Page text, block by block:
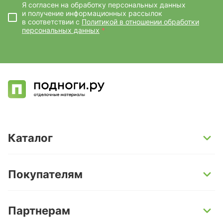
Я согласен на обработку персональных данных
и получение информационных рассылок
в соответствии с Политикой в отношении обработки
персональных данных *
Каталог
Кварц-винил и LVT-плитка
Ламинат
Покупателям
Условия доставки
Партнерам